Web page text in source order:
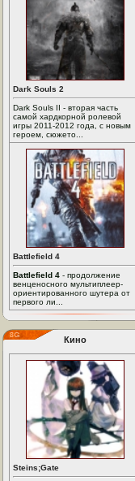
Dark Souls 2
Dark Souls II - вторая часть
самой хардкорной ролевой
игры 2011-2012 года, с новым
героем, сюжето...
Battlefield 4
Battlefield 4 - продолжение
венценосного мультиплеер-
ориентированного шутера от
первого ли...
Кино
Steins;Gate